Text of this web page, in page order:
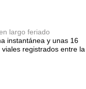
largo feriado
instantánea y unas 16
registrados entre la